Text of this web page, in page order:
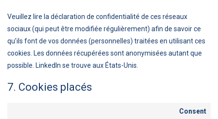
Veuillez lire la déclaration de confidentialité de ces réseaux
sociaux (qui peut être modifiée régulièrement) afin de savoir ce
qu’ils font de vos données (personnelles) traitées en utilisant ces
cookies. Les données récupérées sont anonymisées autant que
possible. LinkedIn se trouve aux États-Unis.
7. Cookies placés
Consent